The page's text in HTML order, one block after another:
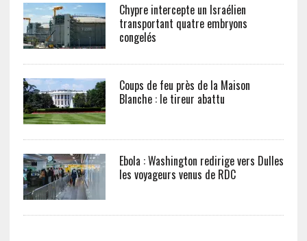
Chypre intercepte un Israélien
transportant quatre embryons
congelés
Coups de feu près de la Maison
Blanche : le tireur abattu
Ebola : Washington redirige vers Dulles
les voyageurs venus de RDC